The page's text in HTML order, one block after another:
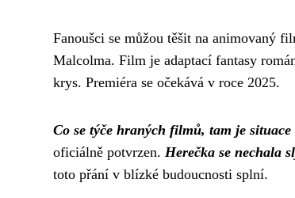
Fanoušci se můžou těšit na animovaný
Malcolma. Film je adaptací fantasy
krys. Premiéra se očekává v roce 2025.
Co se týče hraných filmů, tam je situace
oficiálně potvrzen. Herečka se nechala
toto přání v blízké budoucnosti splní.